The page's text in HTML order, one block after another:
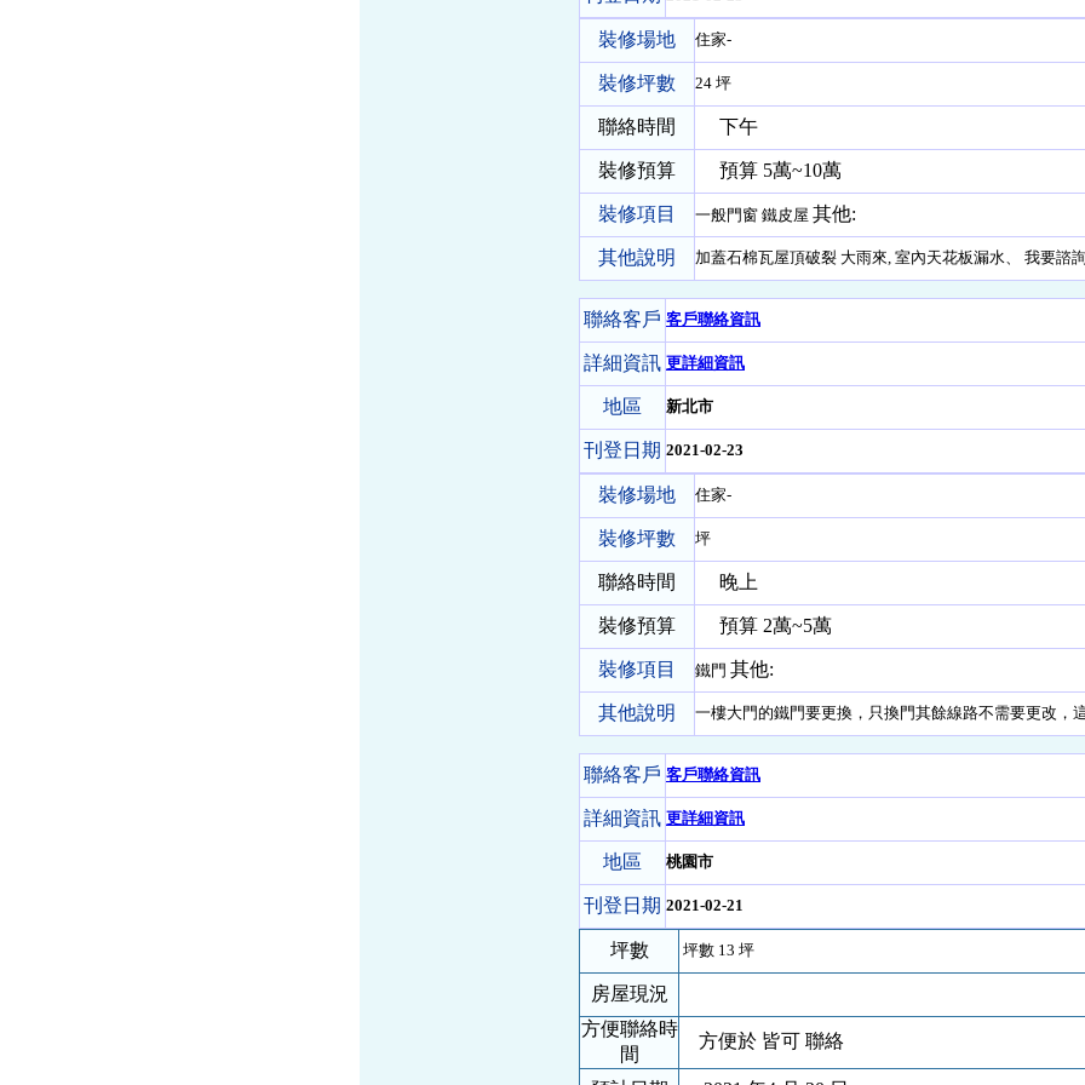
裝修場地 住家-
裝修坪數 24 坪
聯絡時間 下午
裝修預算 預算 5萬~10萬
裝修項目 一般門窗 鐵皮屋 其他:
其他說明 加蓋石棉瓦屋頂破裂 大雨來, 室內天花板漏水、 我要諮
聯絡客戶 客戶聯絡資訊
詳細資訊 更詳細資訊
地區 新北市
刊登日期 2021-02-23
裝修場地 住家-
裝修坪數 坪
聯絡時間 晚上
裝修預算 預算 2萬~5萬
裝修項目 鐵門 其他:
其他說明 一樓大門的鐵門要更換，只換門其餘線路不需要更改，
聯絡客戶 客戶聯絡資訊
詳細資訊 更詳細資訊
地區 桃園市
刊登日期 2021-02-21
坪數 坪數 13 坪
房屋現況
方便聯絡時
間
方便於 皆可 聯絡